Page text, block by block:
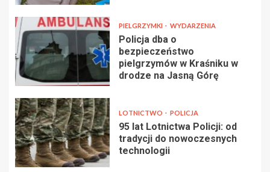
PIELGRZYMKI WYDARZENIA
Policja dba o
bezpieczeństwo
pielgrzymów w Kraśniku w
drodze na Jasną Górę
LOTNICTWO POLICJA
95 lat Lotnictwa Policji: od
tradycji do nowoczesnych
technologii